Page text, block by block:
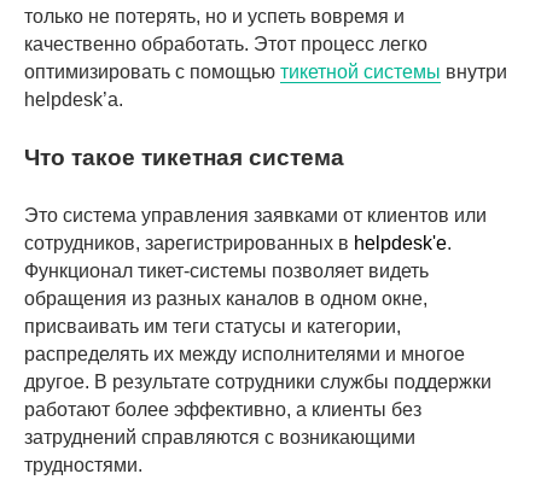
только не потерять, но и успеть вовремя и
качественно обработать. Этот процесс легко
оптимизировать с помощью тикетной системы внутри
helpdesk’а.
Что такое тикетная система
Это система управления заявками от клиентов или
сотрудников, зарегистрированных в helpdesk'е.
Функционал тикет-системы позволяет видеть
обращения из разных каналов в одном окне,
присваивать им теги статусы и категории,
распределять их между исполнителями и многое
другое. В результате сотрудники службы поддержки
работают более эффективно, а клиенты без
затруднений справляются с возникающими
трудностями.